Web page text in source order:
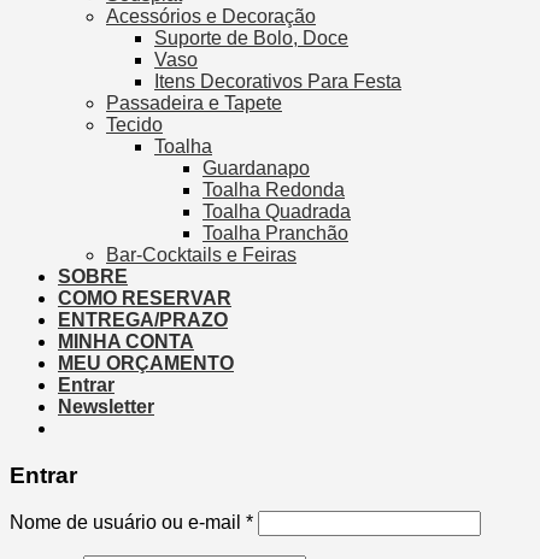
Acessórios e Decoração
Suporte de Bolo, Doce
Vaso
Itens Decorativos Para Festa
Passadeira e Tapete
Tecido
Toalha
Guardanapo
Toalha Redonda
Toalha Quadrada
Toalha Pranchão
Bar-Cocktails e Feiras
SOBRE
COMO RESERVAR
ENTREGA/PRAZO
MINHA CONTA
MEU ORÇAMENTO
Entrar
Newsletter
Entrar
Nome de usuário ou e-mail *